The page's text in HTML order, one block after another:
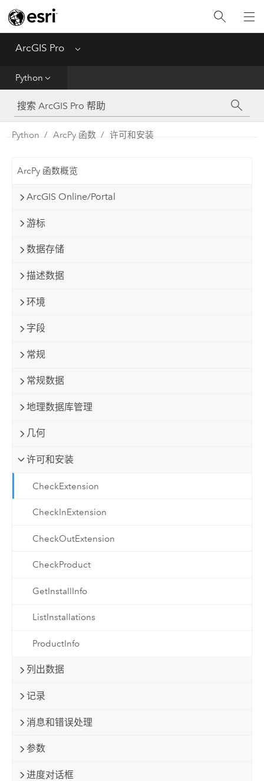
ArcGIS Pro Menu
Python
工具参考
Python
Python ArcPy 函数 许可和安装
ArcPy 函数概览
ArcGIS Online/Portal
游标
数据存储
描述数据
环境
字段
常规
常规数据
地理数据库管理
几何
许可和安装
CheckExtension
CheckInExtension
CheckOutExtension
CheckProduct
GetInstallInfo
ListInstallations
ProductInfo
列出数据
记录
消息和错误处理
参数
进度对话框